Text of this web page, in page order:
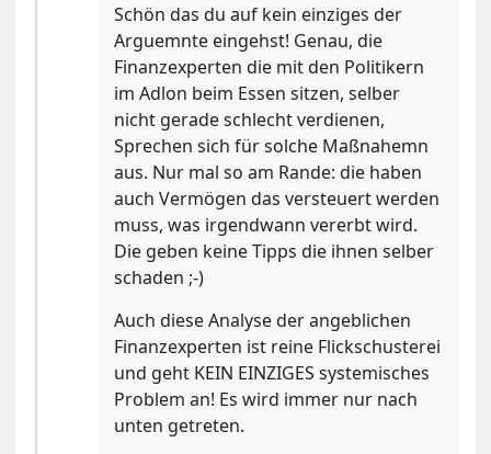
Schön das du auf kein einziges der
Arguemnte eingehst! Genau, die
Finanzexperten die mit den Politikern
im Adlon beim Essen sitzen, selber
nicht gerade schlecht verdienen,
Sprechen sich für solche Maßnahemn
aus. Nur mal so am Rande: die haben
auch Vermögen das versteuert werden
muss, was irgendwann vererbt wird.
Die geben keine Tipps die ihnen selber
schaden ;-)
Auch diese Analyse der angeblichen
Finanzexperten ist reine Flickschusterei
und geht KEIN EINZIGES systemisches
Problem an! Es wird immer nur nach
unten getreten.